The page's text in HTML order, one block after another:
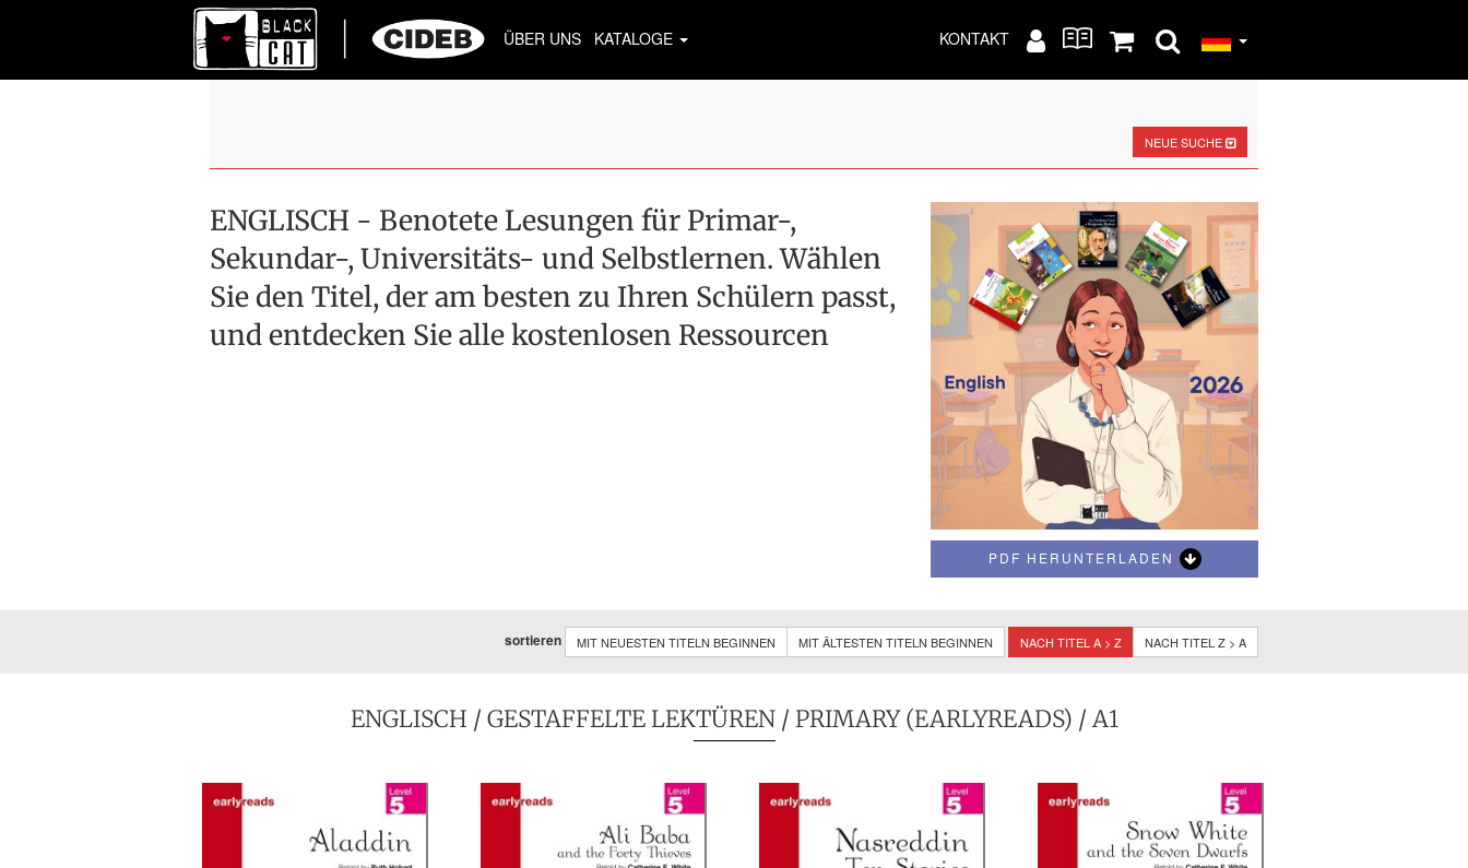
ÜBER UNS KATALOGE KONTAKT
NEUE SUCHE
ENGLISCH - Benotete Lesungen für Primar-,
Sekundar-, Universitäts- und Selbstlernen. Wählen
Sie den Titel, der am besten zu Ihren Schülern passt,
und entdecken Sie alle kostenlosen Ressourcen
PDF HERUNTERLADEN
sortieren MIT NEUESTEN TITELN BEGINNEN MIT ÄLTESTEN TITELN BEGINNEN NACH TITEL A > Z NACH TITEL Z > A
ENGLISCH / GESTAFFELTE LEKTÜREN/ PRIMARY (EARLYREADS) / A1